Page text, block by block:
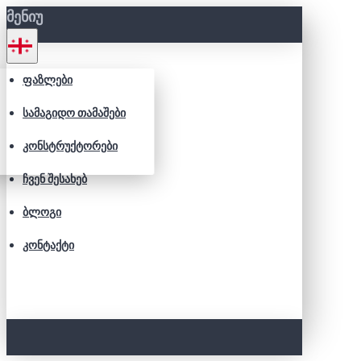
ᲛᲔᲜᲘᲣ
ᲤᲐᲖᲚᲔᲑᲘ
ᲡᲐᲛᲐᲒᲘᲓᲝ ᲗᲐᲛᲐᲨᲔᲑᲘ
ᲙᲝᲜᲡᲢᲠᲣᲥᲢᲝᲠᲔᲑᲘ
ᲩᲕᲔᲜ ᲨᲔᲡᲐᲮᲔᲑ
ᲑᲚᲝᲒᲘ
ᲙᲝᲜᲢᲐᲥᲢᲘ